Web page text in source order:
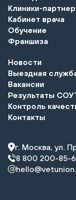
Клиники-
Кабинет врача
Обучение
Франшиза
Новости
Выездная
Вакансии
Результаты
Контроль
Контакты
г. Москва, ул.
8 800 200-85-